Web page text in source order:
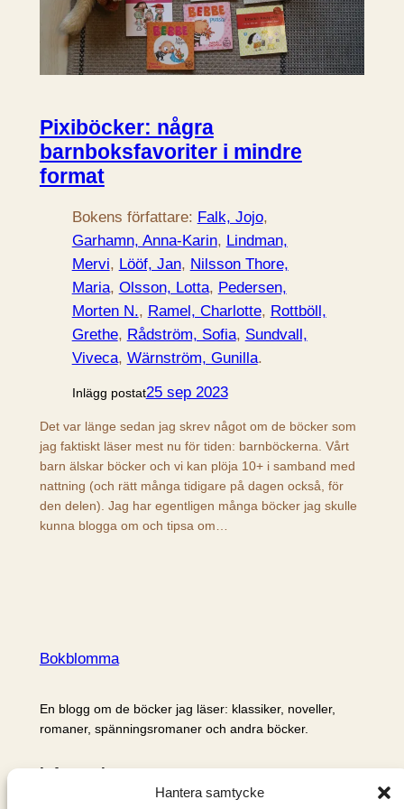
Hantera samtycke
Pixiböcker: några
barnboksfavoriter i mindre
format
Bokens författare: Falk, Jojo
Garhamn, Anna-Karin, Lindman,
Mervi, Lööf, Jan, Nilsson Thore,
Maria, Olsson, Lotta, Pedersen,
Morten N., Ramel, Charlotte, Rottböll,
Grethe, Rådström, Sofia, Sundvall,
Viveca, Wärnström, Gunilla.
Inlägg postat25 sep 2023
Det var länge sedan jag skrev något om de böcker som
jag faktiskt läser mest nu för tiden: barnböckerna. Vårt
barn älskar böcker och vi kan plöja 10+ i samband med
nattning (och rätt många tidigare på dagen också, för
den delen). Jag har egentligen många böcker jag skulle
kunna blogga om och tipsa om…
Bokblomma
En blogg om de böcker jag läser: klassiker, noveller,
romaner, spänningsromaner och andra böcker.
Information